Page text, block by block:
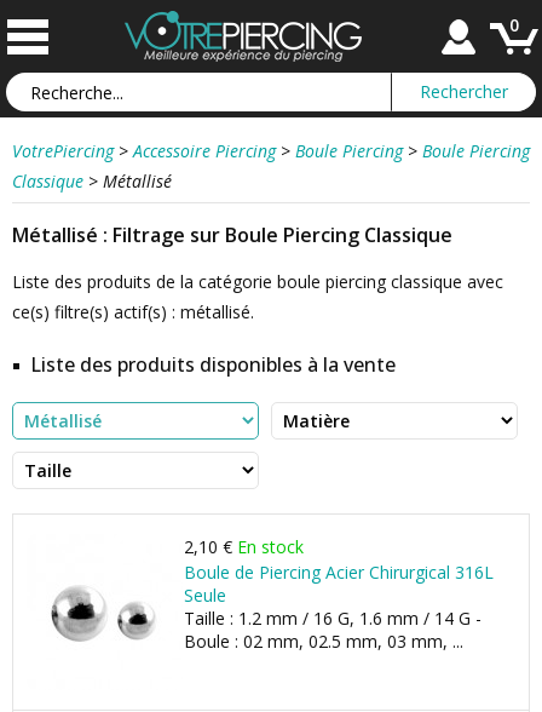
0
VotrePiercing > Accessoire Piercing > Boule Piercing > Boule Piercing
Classique > Métallisé
Métallisé : Filtrage sur Boule Piercing Classique
Liste des produits de la catégorie boule piercing classique avec
ce(s) filtre(s) actif(s) : métallisé.
Liste des produits disponibles à la vente
2,10 € En stock
Boule de Piercing Acier Chirurgical 316L
Seule
Taille : 1.2 mm / 16 G, 1.6 mm / 14 G -
Boule : 02 mm, 02.5 mm, 03 mm, ...